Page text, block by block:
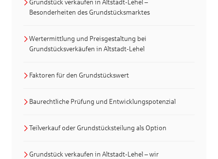
Grundstück verkaufen in Altstadt-Lehel –
Besonderheiten des Grundstücksmarktes
Wertermittlung und Preisgestaltung bei
Grundstücksverkäufen in Altstadt-Lehel
Faktoren für den Grundstückswert
Baurechtliche Prüfung und Entwicklungspotenzial
Teilverkauf oder Grundstücksteilung als Option
Grundstück verkaufen in Altstadt-Lehel – wir